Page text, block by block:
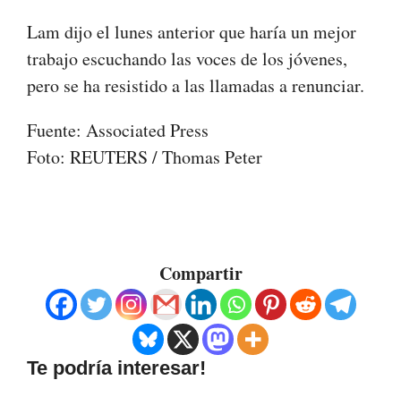
Lam dijo el lunes anterior que haría un mejor
trabajo escuchando las voces de los jóvenes,
pero se ha resistido a las llamadas a renunciar.
Fuente: Associated Press
Foto: REUTERS / Thomas Peter
Compartir
Te podría interesar!